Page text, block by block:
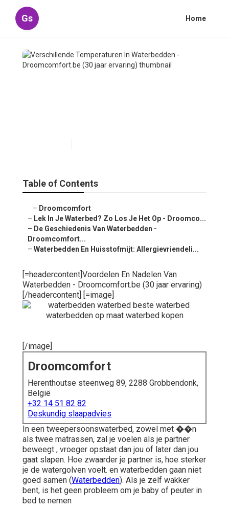
Gs Home
Verschillende Temperaturen
Table of Contents
– Droomcomfort
– Lek In Je Waterbed? Zo Los Je Het Op - Droomco...
– De Geschiedenis Van Waterbedden -
Droomcomfort...
– Waterbedden En Huisstofmijt: Allergievriendeli...
[=headercontent]Voordelen En Nadelen Van
Waterbedden - Droomcomfort.be (30 jaar ervaring)
[/headercontent] [=image]
[/image]
Droomcomfort
Herenthoutse steenweg 89, 2288 Grobbendonk,
België
+32 14 51 82 82
Deskundig slaapadvies
In een tweepersoonswaterbed, zowel met ��n
als twee matrassen, zal je voelen als je partner
beweegt , vroeger opstaat dan jou of later dan jou
gaat slapen. Hoe zwaarder je partner is, hoe sterker
je de watergolven voelt. en waterbedden gaan niet
goed samen (Waterbedden). Als je zelf wakker
bent, is het geen probleem om je baby of peuter in
bed te nemen